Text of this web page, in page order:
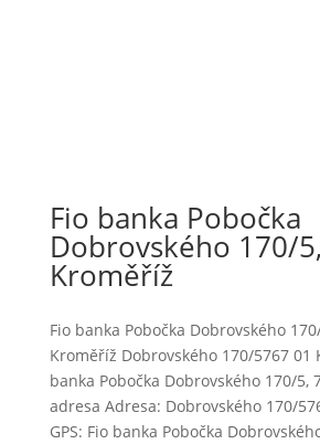
Fio banka Pobočka
Dobrovského 170/
Kroměříž
Fio banka Pobočka Dobrovského
Kroměříž Dobrovského 170/5767 01
banka Pobočka Dobrovského 170/5,
adresa Adresa: Dobrovského 170/
GPS: Fio banka Pobočka